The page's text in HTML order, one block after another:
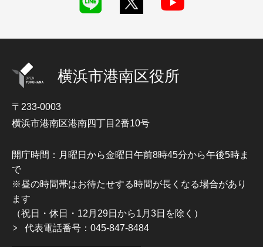
横浜市港南区役所
〒233-0003
横浜市港南区港南四丁目2番10号
開庁時間：月曜日から金曜日午前8時45分から午後5時ま
で
※昼の時間帯はお待たせする時間が長くなる場合があり
ます
（祝日・休日・12月29日から1月3日を除く）
代表電話番号：045-847-8484